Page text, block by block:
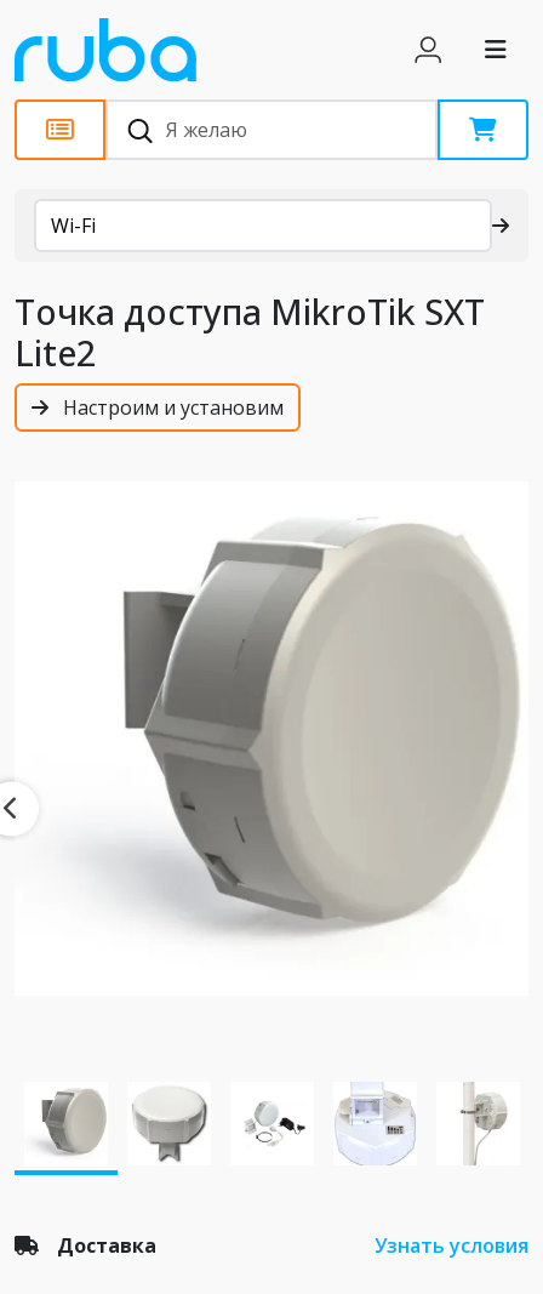
Каталог
Wi-Fi
Точка доступа MikroTik SXT
Lite2
Настроим и установим
Доставка Узнать условия